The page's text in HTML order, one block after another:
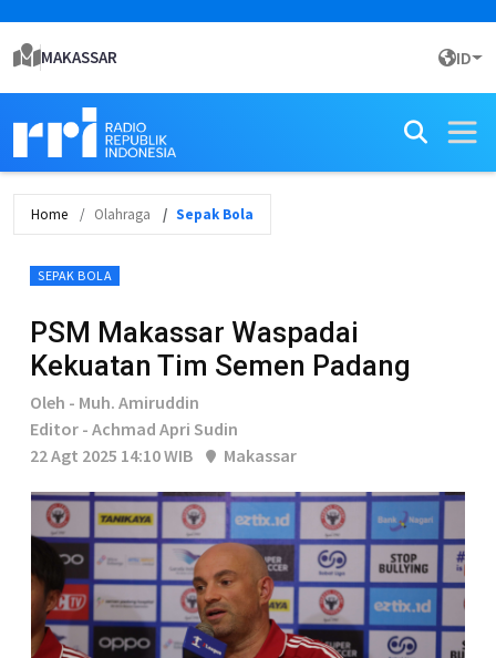
MAKASSAR ID
Home Olahraga Sepak Bola
SEPAK BOLA
PSM Makassar Waspadai
Kekuatan Tim Semen Padang
Oleh - Muh. Amiruddin
Editor - Achmad Apri Sudin
22 Agt 2025 14:10 WIB
Makassar